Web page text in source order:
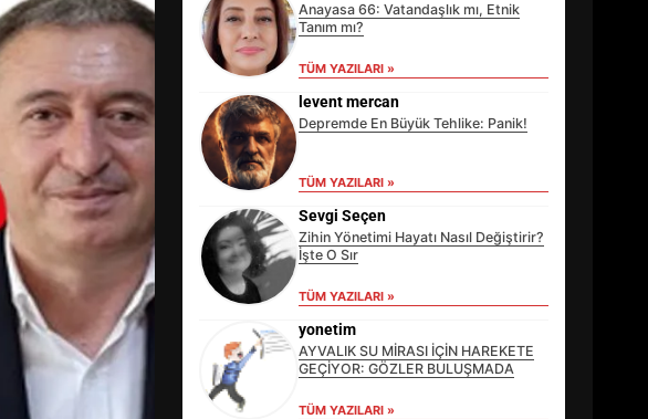
Anayasa 66: Vatandaşlık mı, Etnik
Tanım mı?
TÜM YAZILARI »
levent mercan
Depremde En Büyük Tehlike: Panik!
TÜM YAZILARI »
Sevgi Seçen
Zihin Yönetimi Hayatı Nasıl Değiştirir?
İşte O Sır
TÜM YAZILARI »
yonetim
AYVALIK SU MİRASI İÇİN HAREKETE
GEÇİYOR: GÖZLER BULUŞMADA
TÜM YAZILARI »